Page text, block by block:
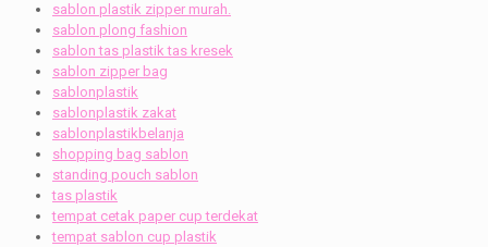
sablon plastik zipper murah.
sablon plong fashion
sablon tas plastik tas kresek
sablon zipper bag
sablonplastik
sablonplastik zakat
sablonplastikbelanja
shopping bag sablon
standing pouch sablon
tas plastik
tempat cetak paper cup terdekat
tempat sablon cup plastik